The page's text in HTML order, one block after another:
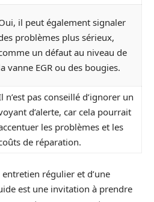
il peut également signaler
problèmes plus sérieux,
un défaut au niveau de
vanne EGR ou des bougies.
n’est pas conseillé d’ignorer un
d’alerte, car cela pourrait
les problèmes et les
de réparation.
entretien régulier et d’une
est une invitation à prendre